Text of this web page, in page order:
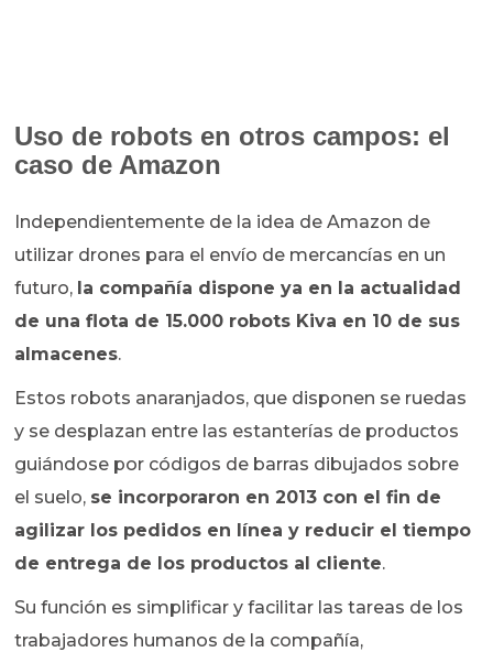
Uso de robots en otros campos: el
caso de Amazon
Independientemente de la idea de Amazon de
utilizar drones para el envío de mercancías en un
futuro, la compañía dispone ya en la actualidad
de una flota de 15.000 robots Kiva en 10 de sus
almacenes.
Estos robots anaranjados, que disponen se ruedas
y se desplazan entre las estanterías de productos
guiándose por códigos de barras dibujados sobre
el suelo, se incorporaron en 2013 con el fin de
agilizar los pedidos en línea y reducir el tiempo
de entrega de los productos al cliente.
Su función es simplificar y facilitar las tareas de los
trabajadores humanos de la compañía,